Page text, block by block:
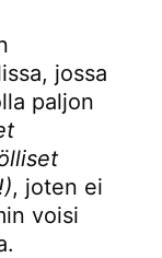
jossa
paljon
, joten ei
voisi